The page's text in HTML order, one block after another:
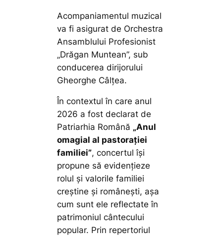
Acompaniamentul muzical
va fi asigurat de Orchestra
Ansamblului Profesionist
„Drăgan Muntean”, sub
conducerea dirijorului
Gheorghe Câlțea.
În contextul în care anul
2026 a fost declarat de
Patriarhia Română „Anul
omagial al pastorației
familiei”, concertul își
propune să evidențieze
rolul și valorile familiei
creștine și românești, așa
cum sunt ele reflectate în
patrimoniul cântecului
popular. Prin repertoriul